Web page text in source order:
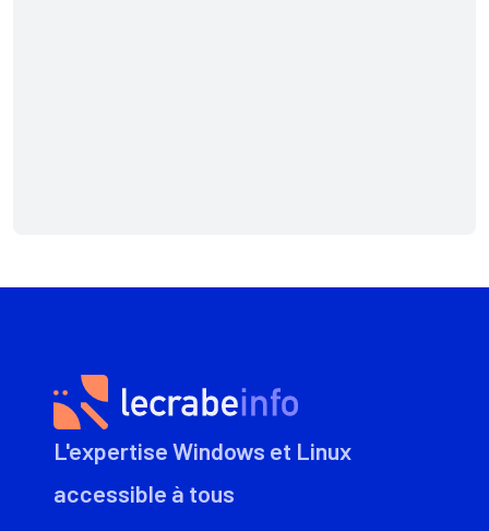
L'expertise Windows et Linux
accessible à tous